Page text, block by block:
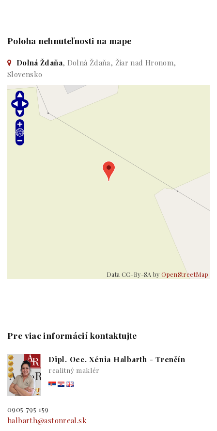
Poloha nehnuteľnosti na mape
Dolná Ždaňa, Dolná Ždaňa, Žiar nad Hronom,
Slovensko
Data CC-By-SA byOpenStreetMap
Pre viac informácií kontaktujte
Dipl. Oec. Xénia Halbarth - Trenčín
realitný maklér
0905 795 159
halbarth@astonreal.sk